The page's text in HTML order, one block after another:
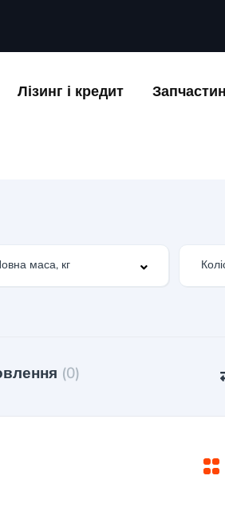
Лізинг і кредит
(0)